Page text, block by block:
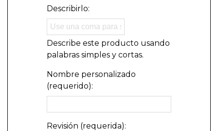
Describirlo:
Describe este producto usando
palabras simples y cortas.
Nombre personalizado
(requerido):
Revisión (requerida):